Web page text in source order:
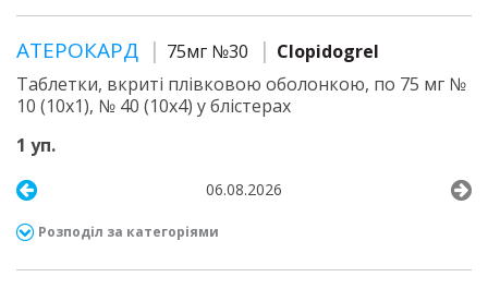
АТЕРОКАРД 75мг №30
Clopidogrel
Таблетки, вкриті плівковою оболонкою, по 75 мг №
10 (10х1), № 40 (10х4) у блістерах
1 уп.
06.08.2026
Розподіл за категоріями